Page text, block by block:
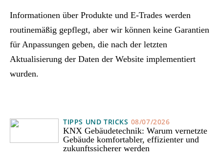
Informationen über Produkte und E-Trades werden
routinemäßig gepflegt, aber wir können keine Garantien
für Anpassungen geben, die nach der letzten
Aktualisierung der Daten der Website implementiert
wurden.
TIPPS UND TRICKS 08/07/2026
KNX Gebäudetechnik: Warum vernetzte
Gebäude komfortabler, effizienter und
zukunftssicherer werden